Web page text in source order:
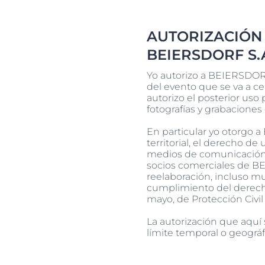
BEIERSDORF
Yo autorizo a
del evento que se va a
autorizo el posterior uso
fotografías y
En particular yo otorgo
territorial, el derecho de
medios de comunicación
socios comerciales de
reelaboración, incluso
cumplimiento del
mayo, de Protección
La autorización que
límite temporal o